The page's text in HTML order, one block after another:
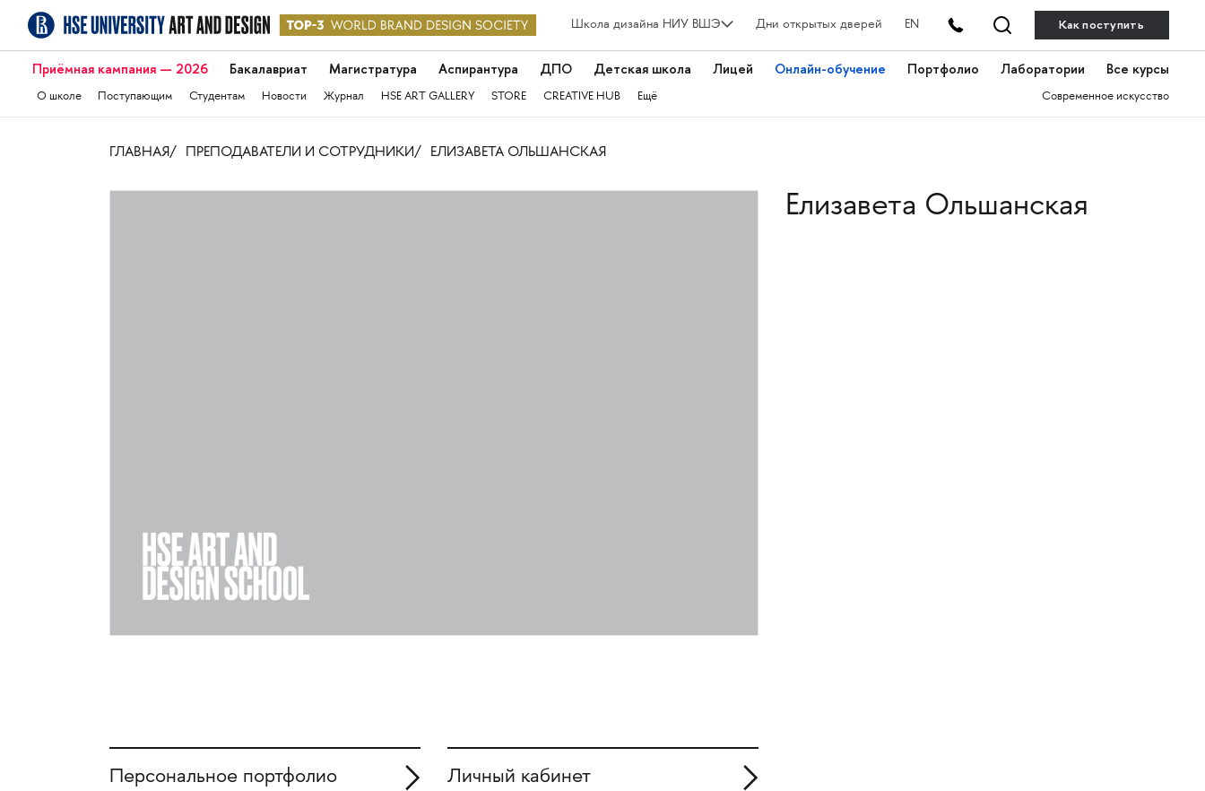
Школа дизайна НИУ ВШЭ Дни открытых дверей EN Как поступить
Приёмная кампания — 2026 Бакалавриат Магистратура Аспирантура ДПО Детская школа Лицей Онлайн-обучение Портфолио Лаборатории Все курсы
О школе Поступающим Студентам Новости Журнал HSE ART GALLERY STORE CREATIVE HUB Ещё Современное искусство
ГЛАВНАЯ ПРЕПОДАВАТЕЛИ И СОТРУДНИКИ ЕЛИЗАВЕТА ОЛЬШАНСКАЯ
Елизавета Ольшанская
Персональное портфолио Личный кабинет